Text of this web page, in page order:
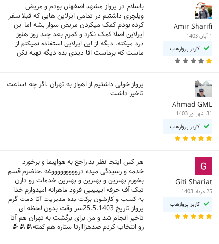
Amir Sharifi
1 آبان 1403
کاربر پروازهاب
باسلام در پرواز مشهد اصفهان بودم و مریض
ویلچری داشتیم در تمامی ایرلاین هایی که قبلا سفر
کرده بودم کمک میکردن مریض سوار بشه اما این
ایرلاین اصلا کمک نکرد و کمرم بعد چند روز هنوز
درد میکنه. دیگه از این ایرلاین استفاده نمیکنم از
ماست که برماست اقا دیدی بده دیگه تهیه نکن
Ahmad GML
31 شهریور 1403
کاربر پروازهاب
پرواز خولی داشتیم از اهواز به تهران .اگر چه ۱ساعت
تاخیر داشت
Giti Shariat
25 مرداد 1403
کاربر پروازهاب
هر کس اینجا نظر بد راجع به هواپیما و برخورد
خدمه و رسیدگی میده دروووووووووغه .حاضرم قسم
بخورم بهترین و بهترین و بهترین خدمات رو دارن
تیک آف حرفه اییییییی فرود ماهرانه امیدوارم خدا
به کسب و کارشون برکت بده مدیریت آتا دمت گرم
پرواز تاریخ 25.5.1403سر وقت بدون لحظه ای
تاخیر انجام شد و من برای برگشت به تهران هم آتا
رو انتخاب کردم صدهزااارتا ستاره هم کمته🫂🫂🫂